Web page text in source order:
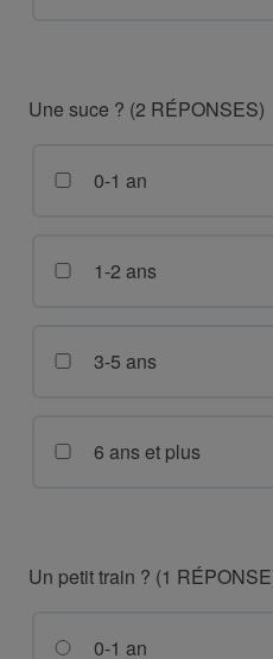
Une suce ? (2 RÉPONSES)
0-1 an
1-2 ans
3-5 ans
6 ans et plus
Un petit train ? (1
0-1 an